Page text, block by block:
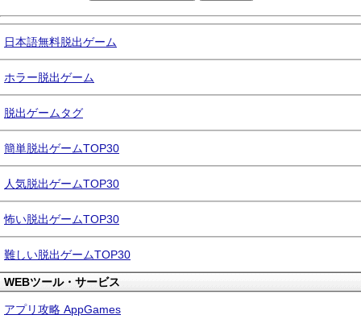
日本語無料脱出ゲーム
ホラー脱出ゲーム
脱出ゲームタグ
簡単脱出ゲームTOP30
人気脱出ゲームTOP30
怖い脱出ゲームTOP30
難しい脱出ゲームTOP30
WEBツール・サービス
アプリ攻略 AppGames